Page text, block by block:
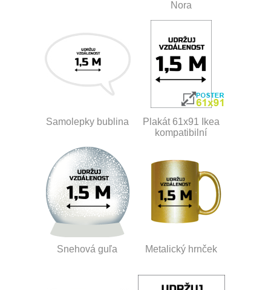
Nora
Samolepky bublina
Plakát 61x91 Ikea
kompatibilní
Snehová guľa Metalický hrnček